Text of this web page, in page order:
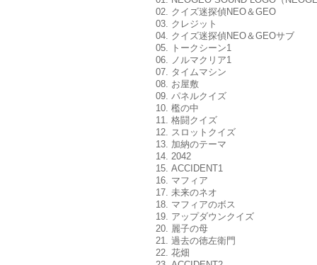
02. クイズ迷探偵NEO＆GEO
03. クレジット
04. クイズ迷探偵NEO＆GEOサブ
05. トークシーン1
06. ノルマクリア1
07. タイムマシン
08. お屋敷
09. パネルクイズ
10. 檻の中
11. 格闘クイズ
12. スロットクイズ
13. 加納のテーマ
14. 2042
15. ACCIDENT1
16. マフィア
17. 未来のネオ
18. マフィアのボス
19. アップダウンクイズ
20. 麗子の母
21. 過去の徳左衛門
22. 花畑